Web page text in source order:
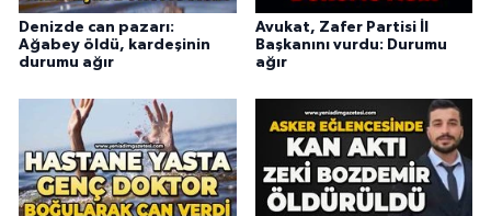
Denizde can pazarı:
Ağabey öldü, kardeşinin
durumu ağır
Avukat, Zafer Partisi İl
Başkanını vurdu: Durumu
ağır